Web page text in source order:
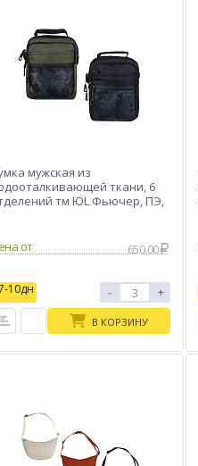
мужская из
ткани, 6
тм ЮL Фьючер, ПЭ,
от
650.00
10дн - +
В КОРЗИНУ